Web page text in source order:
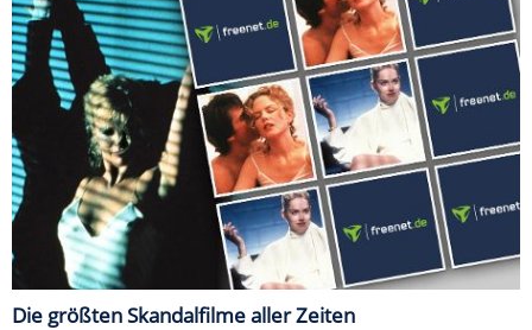
Die größten Skandalfilme aller Zeiten